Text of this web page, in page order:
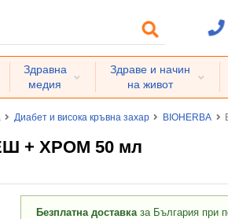
Здравна
медия
Здраве и начин
на живот
Диабет и висока кръвна захар BIOHERBA
+ ХРОМ 50 мл
Безплатна доставказа България при